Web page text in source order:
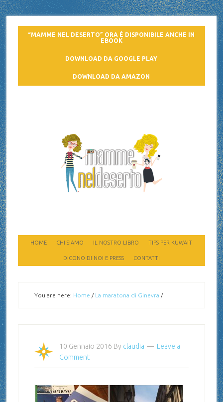
“MAMME NEL DESERTO” ORA È DISPONIBILE ANCHE IN
EBOOK
DOWNLOAD DA GOOGLE PLAY
DOWNLOAD DA AMAZON
HOME CHI SIAMO IL NOSTRO LIBRO TIPS PER KUWAIT
DICONO DI NOI E PRESS CONTATTI
You are here: Home / La maratona di Ginevra /
10 Gennaio 2016 By claudia
Leave a
Comment